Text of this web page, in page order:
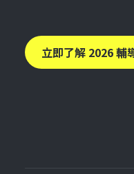
立即了解 2026 輔